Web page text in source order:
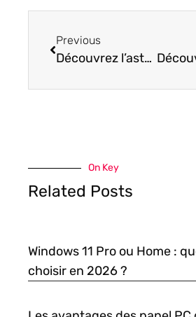
Previous
Découvrez l’astuce surprenante pour retirer la batterie Bosch de votre vélo électrique
On Key
Related Posts
Windows 11 Pro ou Home :
choisir en 2026 ?